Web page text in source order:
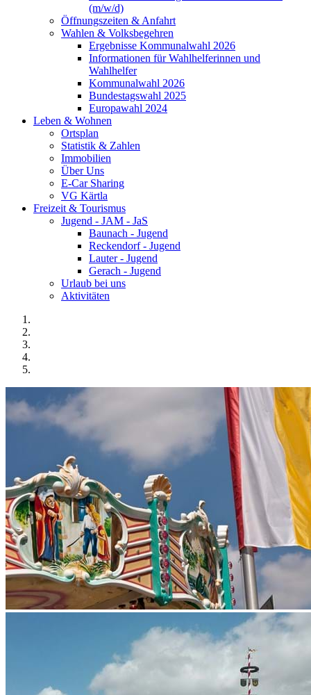
(m/w/d)
Öffnungszeiten & Anfahrt
Wahlen & Volksbegehren
Ergebnisse Kommunalwahl 2026
Informationen für Wahlhelferinnen und
Wahlhelfer
Kommunalwahl 2026
Bundestagswahl 2025
Europawahl 2024
Leben & Wohnen
Ortsplan
Statistik & Zahlen
Immobilien
Über Uns
E-Car Sharing
VG Kärtla
Freizeit & Tourismus
Jugend - JAM - JaS
Baunach - Jugend
Reckendorf - Jugend
Lauter - Jugend
Gerach - Jugend
Urlaub bei uns
Aktivitäten